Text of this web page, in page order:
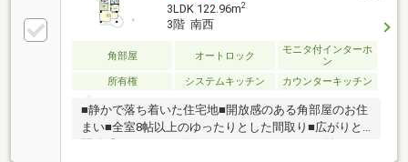
3LDK 122.96m2
3階 南西
角部屋 オートロック
モニタ付インターホ
ン
所有権
システムキッチン カウンターキッチン
■静かで落ち着いた住宅地■開放感のある角部屋のお住
まい■全室8帖以上のゆったりとした間取り■広がりと